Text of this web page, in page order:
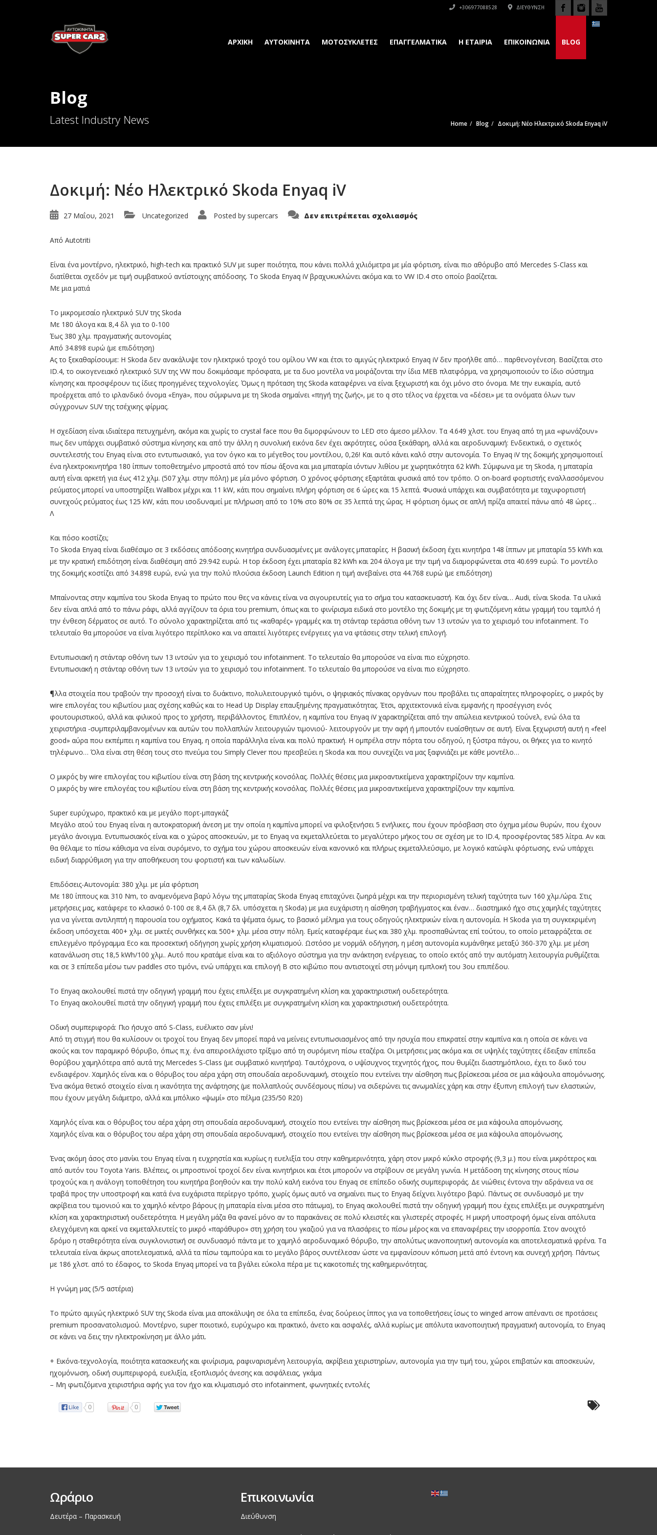
+306977088528 ΔΙΕΎΘΥΝΣΗ
ΑΡΧΙΚΗ ΑΥΤΟΚΙΝΗΤΑ ΜΟΤΟΣΥΚΛΕΤΕΣ ΕΠΑΓΓΕΛΜΑΤΙΚΆ H ΕΤΑΙΡΙΑ ΕΠΙΚΟΙΝΩΝΙΑ BLOG
Blog
Latest Industry News Home Blog Δοκιμή: Νέο Ηλεκτρικό Skoda Enyaq iV
Δοκιμή: Νέο Ηλεκτρικό Skoda Enyaq iV
27 Μαΐου, 2021 Uncategorized Posted by supercars Δεν επιτρέπεται σχολιασμόςστο
Δοκιμή:
Από Autotriti
Είναι ένα µοντέρνο, ηλεκτρικό, high-tech και πρακτικό SUV µε super ποιότητα, που κάνει πολλά χιλιόµετρα µε µία φόρτιση, είναι πιο αθόρυβο από Mercedes S-Class και
διατίθεται σχεδόν µε τιµή συµβατικού αντίστοιχης απόδοσης. Το Skoda Enyaq iV βραχυκυκλώνει ακόµα και το VW ID.4 στο οποίο βασίζεται.
Με μια ματιά
Το μικρομεσαίο ηλεκτρικό SUV της Skoda
Mε 180 άλογα και 8,4 δλ για το 0-100
Έως 380 χλμ. πραγματικής αυτονομίας
Από 34.898 ευρώ (με επιδότηση)
Ας το ξεκαθαρίσουµε: Η Skoda δεν ανακάλυψε τον ηλεκτρικό τροχό του οµίλου VW και έτσι τo αµιγώς ηλεκτρικό Εnyaq iV δεν προήλθε από… παρθενογένεση. Βασίζεται στο
ID.4, το οικογενειακό ηλεκτρικό SUV της VW που δοκιµάσαµε πρόσφατα, µε τα δυο µοντέλα να µοιράζονται την ίδια MEB πλατφόρµα, να χρησιµοποιούν το ίδιο σύστηµα
κίνησης και προσφέρουν τις ίδιες προηγµένες τεχνολογίες. Όµως η πρόταση της Skoda καταφέρνει να είναι ξεχωριστή και όχι µόνο στο όνοµα. Με την ευκαιρία, αυτό
προέρχεται από το ιρλανδικό όνοµα «Enya», που σύµφωνα µε τη Skoda σηµαίνει «πηγή της ζωής», µε το q στο τέλος να έρχεται να «δέσει» µε τα ονόµατα όλων των
σύγχρονων SUV της τσέχικης φίρµας.
Η σχεδίαση είναι ιδιαίτερα πετυχηµένη, ακόμα και χωρίς το crystal face που θα διμορφώνουν το LED στο άμεσο μέλλον. Τα 4.649 χλστ. του Enyaq από τη µια «φωνάζουν»
πως δεν υπάρχει συµβατικό σύστηµα κίνησης και από την άλλη η συνολική εικόνα δεν έχει ακρότητες, ούσα ξεκάθαρη, αλλά και αεροδυναµική: Ενδεικτικά, ο σχετικός
συντελεστής του Enyaq είναι στο εντυπωσιακό, για τον όγκο και το µέγεθος του µοντέλου, 0,26! Και αυτό κάνει καλό στην αυτονοµία. Το Enyaq iV της δοκιµής χρησιµοποιεί
ένα ηλεκτροκινητήρα 180 ίππων τοποθετηµένο µπροστά από τον πίσω άξονα και µια µπαταρία ιόντων λιθίου µε χωρητικότητα 62 kWh. Σύµφωνα µε τη Skoda, η µπαταρία
αυτή είναι αρκετή για έως 412 χλµ. (507 χλµ. στην πόλη) µε µία µόνο φόρτιση. Ο χρόνος φόρτισης εξαρτάται φυσικά από τον τρόπο. Ο on-board φορτιστής εναλλασσόµενου
ρεύµατος µπορεί να υποστηρίξει Wallbox µέχρι και 11 kW, κάτι που σηµαίνει πλήρη φόρτιση σε 6 ώρες και 15 λεπτά. Φυσικά υπάρχει και συµβατότητα µε ταχυφορτιστή
συνεχούς ρεύµατος έως 125 kW, κάτι που ισοδυναµεί µε πλήρωση από το 10% στο 80% σε 35 λεπτά της ώρας. Η φόρτιση όµως σε απλή πρίζα απαιτεί πάνω από 48 ώρες…
Λ
Και πόσο κοστίζει;
Το Skoda Enyaq είναι διαθέσιμο σε 3 εκδόσεις απόδοσης κινητήρα συνδυασμένες με ανάλογες μπαταρίες. Η βασική έκδοση έχει κινητήρα 148 ίππων με μπαταρία 55 kWh και
με την κρατική επιδότηση είναι διαθέσιμη από 29.942 ευρώ. Η top έκδοση έχει μπαταρία 82 kWh και 204 άλογα με την τιμή να διαμορφώνεται στα 40.699 ευρώ. Το μοντέλο
της δοκιμής κοστίζει από 34.898 ευρώ, ενώ για την πολύ πλούσια έκδοση Launch Edition η τιμή ανεβαίνει στα 44.768 ευρώ (με επιδότηση)
Μπαίνοντας στην καµπίνα του Skoda Enyaq το πρώτο που θες να κάνεις είναι να σιγουρευτείς για το σήµα του κατασκευαστή. Και όχι δεν είναι… Audi, είναι Skoda. Tα υλικά
δεν είναι απλά από το πάνω ράφι, αλλά αγγίζουν τα όρια του premium, όπως και το φινίρισµα ειδικά στο µοντέλο της δοκιµής µε τη φωτιζόµενη κάτω γραµµή του ταµπλό ή
την ένθεση δέρµατος σε αυτό. Το σύνολο χαρακτηρίζεται από τις «καθαρές» γραµµές και τη στάνταρ τεράστια οθόνη των 13 ιντσών για το χειρισµό του infotainment. Το
τελευταίο θα µπορούσε να είναι λιγότερο περίπλοκο και να απαιτεί λιγότερες ενέργειες για να φτάσεις στην τελική επιλογή.
Εντυπωσιακή η στάνταρ οθόνη των 13 ιντσών για το χειρισμό του infotainment. To τελευταίο θα μπορούσε να είναι πιο εύχρηστο.
Εντυπωσιακή η στάνταρ οθόνη των 13 ιντσών για το χειρισμό του infotainment. To τελευταίο θα μπορούσε να είναι πιο εύχρηστο.
¶λλα στοιχεία που τραβούν την προσοχή είναι το δυάκτινο, πολυλειτουργικό τιµόνι, o ψηφιακός πίνακας οργάνων που προβάλει τις απαραίτητες πληροφορίες, ο µικρός by
wire επιλογέας του κιβωτίου µιας σχέσης καθώς και το Head Up Display επαυξημένης πραγματικότητας. Έτσι, αρχιτεκτονικά είναι εµφανής η προσέγγιση ενός
φουτουριστικού, αλλά και φιλικού προς το χρήστη, περιβάλλοντος. Επιπλέον, η καµπίνα του Enyaq iV χαρακτηρίζεται από την απώλεια κεντρικού τούνελ, ενώ όλα τα
χειριστήρια -συµπεριλαµβανοµένων και αυτών του πολλαπλών λειτουργιών τιµονιού- λειτουργούν µε την αφή ή µπουτόν ευαίσθητων σε αυτή. Είναι ξεχωριστή αυτή η «feel
good» αύρα που εκπέµπει η καµπίνα του Enyaq, η οποία παράλληλα είναι και πολύ πρακτική. Η οµπρέλα στην πόρτα του οδηγού, η ξύστρα πάγου, οι θήκες για το κινητό
τηλέφωνο… Όλα είναι στη θέση τους στο πνεύµα του Simply Clever που πρεσβεύει η Skoda και που συνεχίζει να µας ξαφνιάζει µε κάθε µοντέλο…
Ο μικρός by wire επιλογέας του κιβωτίου είναι στη βάση της κεντρικής κονσόλας. Πολλές θέσεις μια μικροαντικείμενα χαρακτηρίζουν την καμπίνα.
Ο μικρός by wire επιλογέας του κιβωτίου είναι στη βάση της κεντρικής κονσόλας. Πολλές θέσεις μια μικροαντικείμενα χαρακτηρίζουν την καμπίνα.
Super ευρύχωρο, πρακτικό και με μεγάλο πορτ-μπαγκάζ
Μεγάλο ατού του Enyaq είναι η αυτοκρατορική άνεση µε την οποία η καµπίνα µπορεί να φιλοξενήσει 5 ενήλικες, που έχουν πρόσβαση στο όχηµα µέσω θυρών, που έχουν
µεγάλο άνοιγµα. Εντυπωσιακός είναι και ο χώρος αποσκευών, µε το Enyaq να εκµεταλλεύεται το µεγαλύτερο µήκος του σε σχέση µε το ID.4, προσφέροντας 585 λίτρα. Αν και
θα θέλαµε το πίσω κάθισµα να είναι συρόµενο, το σχήµα του χώρου αποσκευών είναι κανονικό και πλήρως εκµεταλλεύσιµο, µε λογικό κατώφλι φόρτωσης, ενώ υπάρχει
ειδική διαρρύθµιση για την αποθήκευση του φορτιστή και των καλωδίων.
Επιδόσεις-Αυτονομία: 380 χλμ. με μία φόρτιση
Με 180 ίππους και 310 Nm, το αναµενόµενα βαρύ λόγω της µπαταρίας Skoda Enyaq επιταχύνει ζωηρά µέχρι και την περιορισµένη τελική ταχύτητα των 160 χλµ./ώρα. Στις
µετρήσεις µας, κατάφερε το κλασικό 0-100 σε 8,4 δλ (8,7 δλ. υπόσχεται η Skoda) µε µια ευχάριστη η αίσθηση τραβήγµατος και έναν… διαστηµικό ήχο στις χαµηλές ταχύτητες
για να γίνεται αντιληπτή η παρουσία του οχήµατος. Κακά τα ψέµατα όµως, το βασικό µέληµα για τους οδηγούς ηλεκτρικών είναι η αυτονοµία. Η Skoda για τη συγκεκριµένη
έκδοση υπόσχεται 400+ χλµ. σε µικτές συνθήκες και 500+ χλµ. µέσα στην πόλη. Εµείς καταφέραµε έως και 380 χλµ. προσπαθώντας επί τούτου, το οποίο µεταφράζεται σε
επιλεγµένο πρόγραµµα Eco και προσεκτική οδήγηση χωρίς χρήση κλιµατισµού. Ωστόσο µε νορµάλ οδήγηση, η µέση αυτονοµία κυµάνθηκε µεταξύ 360-370 χλµ. µε µέση
κατανάλωση στις 18,5 kWh/100 χλµ.. Αυτό που κρατάµε είναι και το αξιόλογο σύστηµα για την ανάκτηση ενέργειας, το οποίο εκτός από την αυτόµατη λειτουργία ρυθµίζεται
και σε 3 επίπεδα µέσω των paddles στο τιµόνι, ενώ υπάρχει και επιλογή B στο κιβώτιο που αντιστοιχεί στη µόνιµη εµπλοκή του 3ου επιπέδου.
Το Enyaq ακολουθεί πιστά την οδηγική γραμμή που έχεις επιλέξει με συγκρατημένη κλίση και χαρακτηριστική ουδετερότητα.
Το Enyaq ακολουθεί πιστά την οδηγική γραμμή που έχεις επιλέξει με συγκρατημένη κλίση και χαρακτηριστική ουδετερότητα.
Οδική συμπεριφορά: Πιο ήσυχο από S-Class, ευέλικτο σαν μίνι!
Από τη στιγµή που θα κυλίσουν οι τροχοί του Enyaq δεν µπορεί παρά να µείνεις εντυπωσιασµένος από την ησυχία που επικρατεί στην καµπίνα και η οποία σε κάνει να
ακούς και τον παραµικρό θόρυβο, όπως π.χ. ένα απειροελάχιστο τρίξιµο από τη συρόµενη πίσω εταζέρα. Οι µετρήσεις µας ακόµα και σε υψηλές ταχύτητες έδειξαν επίπεδα
θορύβου χαµηλότερα από αυτά της Mercedes S-Class (µε συµβατικό κινητήρα). Ταυτόχρονα, ο υψίσυχνος τεχνητός ήχος, που θυµίζει διαστηµόπλοιο, έχει το δικό του
ενδιαφέρον. Χαµηλός είναι και ο θόρυβος του αέρα χάρη στη σπουδαία αεροδυναµική, στοιχείο που εντείνει την αίσθηση πως βρίσκεσαι µέσα σε µια κάψουλα αποµόνωσης.
Ένα ακόµα θετικό στοιχείο είναι η ικανότητα της ανάρτησης (µε πολλαπλούς συνδέσµους πίσω) να σιδερώνει τις ανωµαλίες χάρη και στην έξυπνη επιλογή των ελαστικών,
που έχουν µεγάλη διάµετρο, αλλά και µπόλικο «ψωµί» στο πέλµα (235/50 R20)
Χαμηλός είναι και ο θόρυβος του αέρα χάρη στη σπουδαία αεροδυναμική, στοιχείο που εντείνει την αίσθηση πως βρίσκεσαι μέσα σε μια κάψουλα απομόνωσης.
Χαμηλός είναι και ο θόρυβος του αέρα χάρη στη σπουδαία αεροδυναμική, στοιχείο που εντείνει την αίσθηση πως βρίσκεσαι μέσα σε μια κάψουλα απομόνωσης.
Ένας ακόµη άσος στο µανίκι του Enyaq είναι η ευχρηστία και κυρίως η ευελιξία του στην καθηµερινότητα, χάρη στον µικρό κύκλο στροφής (9,3 µ.) που είναι µικρότερος και
από αυτόν του Toyota Yaris. Bλέπεις, οι µπροστινοί τροχοί δεν είναι κινητήριοι και έτσι µπορούν να στρίβουν σε µεγάλη γωνία. Η µετάδοση της κίνησης στους πίσω
τροχούς και η ανάλογη τοποθέτηση του κινητήρα βοηθούν και την πολύ καλή εικόνα του Enyaq σε επίπεδο οδικής συµπεριφοράς. Δε νιώθεις έντονα την αδράνεια να σε
τραβά προς την υποστροφή και κατά ένα ευχάριστα περίεργο τρόπο, χωρίς όµως αυτό να σηµαίνει πως το Enyaq δείχνει λιγότερο βαρύ. Πάντως σε συνδυασµό µε την
ακρίβεια του τιµονιού και το χαµηλό κέντρο βάρους (η µπαταρία είναι µέσα στο πάτωµα), το Enyaq ακολουθεί πιστά την οδηγική γραµµή που έχεις επιλέξει µε συγκρατηµένη
κλίση και χαρακτηριστική ουδετερότητα. Η µεγάλη µάζα θα φανεί µόνο αν το παρακάνεις σε πολύ κλειστές και γλιστερές στροφές. Η µικρή υποστροφή όµως είναι απόλυτα
ελεγχόµενη και αρκεί να εκµεταλλευτείς το µικρό «παράθυρο» στη χρήση του γκαζιού για να πλασάρεις το πίσω µέρος και να επαναφέρεις την ισορροπία. Στον ανοιχτό
δρόµο η σταθερότητα είναι συγκλονιστική σε συνδυασµό πάντα µε το χαµηλό αεροδυναµικό θόρυβο, την απολύτως ικανοποιητική αυτονοµία και αποτελεσµατικά φρένα. Τα
τελευταία είναι άκρως αποτελεσµατικά, αλλά τα πίσω ταµπούρα και το µεγάλο βάρος συντέλεσαν ώστε να εµφανίσουν κόπωση µετά από έντονη και συνεχή χρήση. Πάντως
µε 186 χλστ. από το έδαφος, το Skoda Enyaq µπορεί να τα βγάλει εύκολα πέρα µε τις κακοτοπιές της καθηµερινότητας.
Η γνώμη μας (5/5 αστέρια)
Το πρώτο αµιγώς ηλεκτρικό SUV της Skoda είναι µια αποκάλυψη σε όλα τα επίπεδα, ένας δούρειος ίππος για να τοποθετήσεις ίσως το winged arrow απέναντι σε προτάσεις
premium προσανατολισμού. Μοντέρνο, super ποιοτικό, ευρύχωρο και πρακτικό, άνετο και ασφαλές, αλλά κυρίως µε απόλυτα ικανοποιητική πραγµατική αυτονοµία, το Enyaq
σε κάνει να δεις την ηλεκτροκίνηση µε άλλο µάτι.
+ Εικόνα-τεχνολογία, ποιότητα κατασκευής και φινίρισμα, ραφιναρισμένη λειτουργία, ακρίβεια χειριστηρίων, αυτονομία για την τιμή του, χώροι επιβατών και αποσκευών,
ηχομόνωση, οδική συμπεριφορά, ευελιξία, εξοπλισμός άνεσης και ασφάλειας, γκάμα
– Μη φωτιζόμενα χειριστήρια αφής για τον ήχο και κλιματισμό στο infotainment, φωνητικές εντολές
0 0
Ωράριο
Δευτέρα – Παρασκευή
Επικοινωνία
Διεύθυνση